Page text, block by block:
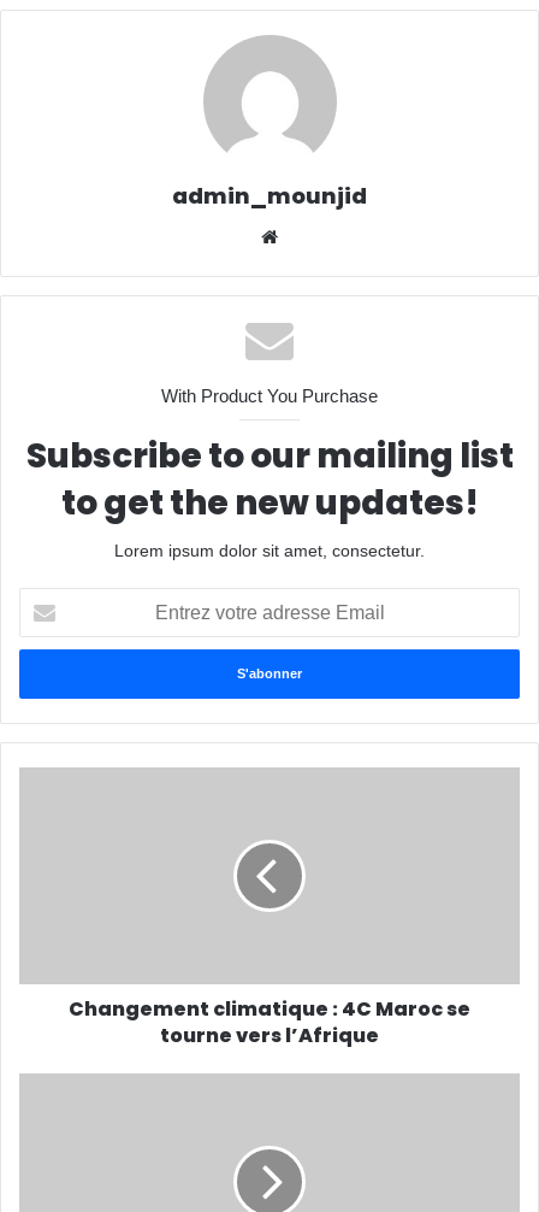
admin_mounjid
With Product You Purchase
Subscribe to our mailing list
to get the new updates!
Lorem ipsum dolor sit amet, consectetur.
votre
adresse
Changement climatique : 4C Maroc se
tourne vers l’Afrique